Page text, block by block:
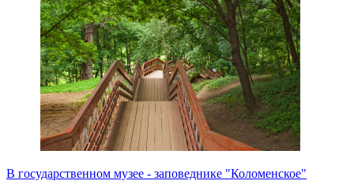
В государственном музее - заповеднике "Коломенское"